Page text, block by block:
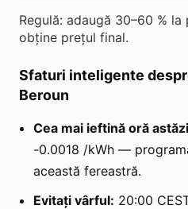
Regulă: adaugă 30–60 %
obține prețul final.
Sfaturi inteligente
Beroun
Cea mai ieftină oră
-0.0018 /kWh —
această fereastră.
Evitați vârful: 20:00